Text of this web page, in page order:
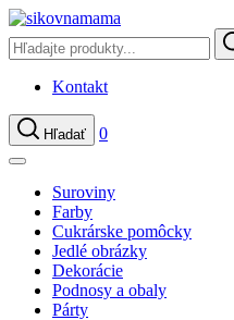
Kontakt
Hľadať 0
Suroviny
Farby
Cukrárske pomôcky
Jedlé obrázky
Dekorácie
Podnosy a obaly
Párty